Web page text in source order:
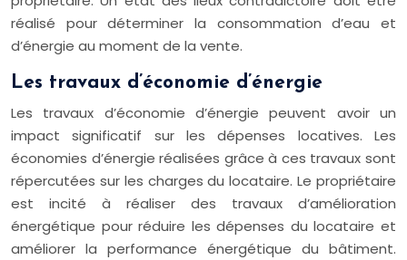
réalisé pour déterminer la consommation d’eau et
d’énergie au moment de la vente.
Les travaux d’économie d’énergie
Les travaux d’économie d’énergie peuvent avoir un
impact significatif sur les dépenses locatives. Les
économies d’énergie réalisées grâce à ces travaux sont
répercutées sur les charges du locataire. Le propriétaire
est incité à réaliser des travaux d’amélioration
énergétique pour réduire les dépenses du locataire et
améliorer la performance énergétique du bâtiment.